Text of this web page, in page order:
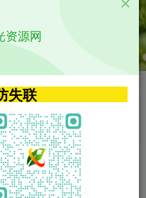
APP源码
影视源码
影视源码
资源网
失联